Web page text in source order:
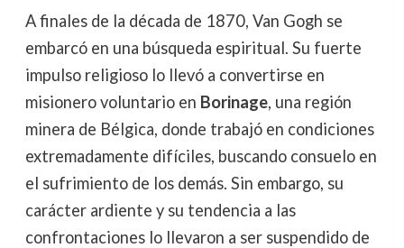
A finales de la década de 1870, Van Gogh se
embarcó en una búsqueda espiritual. Su fuerte
impulso religioso lo llevó a convertirse en
misionero voluntario en Borinage, una región
minera de Bélgica, donde trabajó en condiciones
extremadamente difíciles, buscando consuelo en
el sufrimiento de los demás. Sin embargo, su
carácter ardiente y su tendencia a las
confrontaciones lo llevaron a ser suspendido de